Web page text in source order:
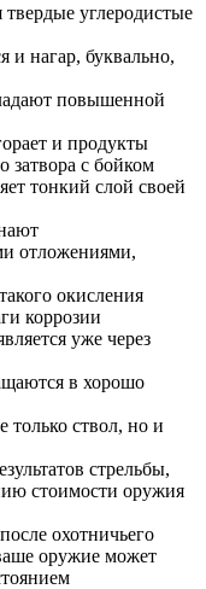
углеродистые
и нагар, буквально,
повышенной
и продукты
затвора с бойком
тонкий слой своей
отложениями,
окисления
коррозии
уже через
в хорошо
ствол, но и
стрельбы,
стоимости оружия
охотничьего
оружие может